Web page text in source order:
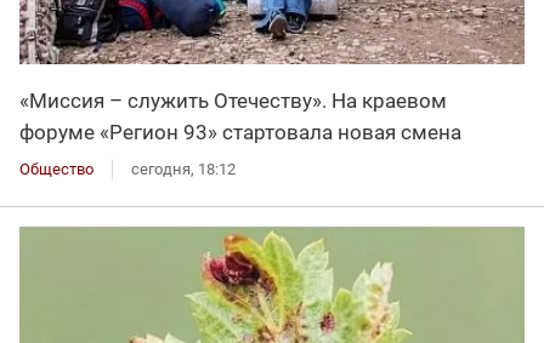
«Миссия – служить Отечеству». На краевом
форуме «Регион 93» стартовала новая смена
Общество сегодня, 18:12